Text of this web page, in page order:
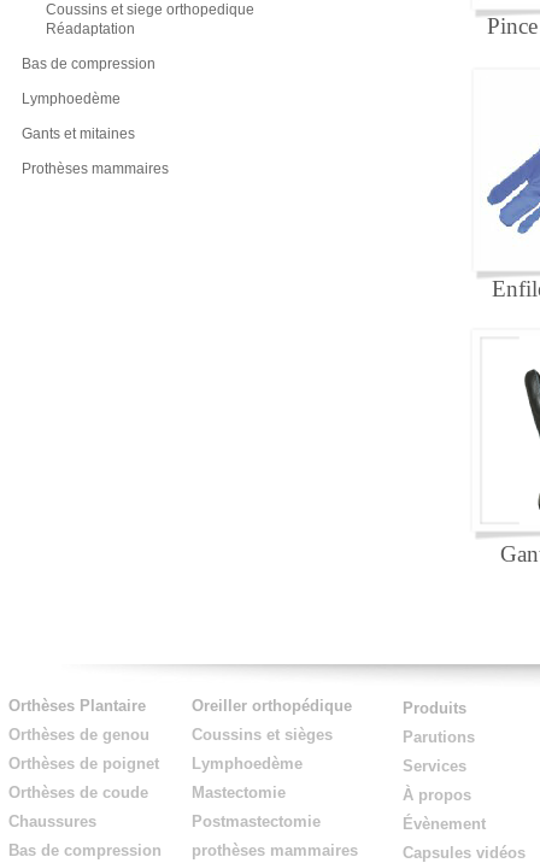
Orthèses Plantaire
Orthèses de genou
Orthèses de poignet
Orthèses de coude
Chaussures
Bas de compression
Oreiller orthopédique
Coussins et sièges
Lymphoedème
Mastectomie
Postmastectomie
prothèses mammaires
Produits
Parutions
Services
À propos
Évènement
Capsules vidéos
Coussins et siege orthopedique
Réadaptation
Bas de compression
Lymphoedème
Gants et mitaines
Prothèses mammaires